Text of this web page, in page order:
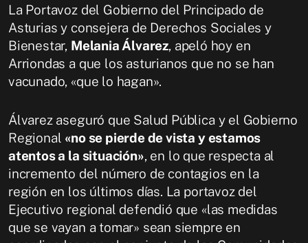
La Portavoz del Gobierno del Principado de
Asturias y consejera de Derechos Sociales y
Bienestar, Melania Álvarez, apeló hoy en
Arriondas a que los asturianos que no se han
vacunado, «que lo hagan».
Álvarez aseguró que Salud Pública y el Gobierno
Regional «no se pierde de vista y estamos
atentos a la situación», en lo que respecta al
incremento del número de contagios en la
región en los últimos días. La portavoz del
Ejecutivo regional defendió que «las medidas
que se vayan a tomar» sean siempre en